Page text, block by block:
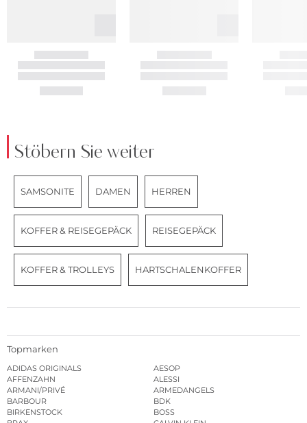
Stöbern Sie weiter
SAMSONITE DAMEN HERREN
KOFFER & REISEGEPÄCK REISEGEPÄCK
KOFFER & TROLLEYS HARTSCHALENKOFFER
Topmarken
ADIDAS ORIGINALS
AESOP
AFFENZAHN
ALESSI
ARMANI/PRIVÉ
ARMEDANGELS
BARBOUR
BDK
BIRKENSTOCK
BOSS